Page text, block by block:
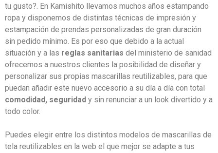
tu gusto?. En Kamishito llevamos muchos años estampando
ropa y disponemos de distintas técnicas de impresión y
estampación de prendas personalizadas de gran duración
sin pedido mínimo. Es por eso que debido a la actual
situación y a las reglas sanitarias del ministerio de sanidad
ofrecemos a nuestros clientes la posibilidad de diseñar y
personalizar sus propias mascarillas reutilizables, para que
puedan añadir este nuevo accesorio a su día a día con total
comodidad, seguridad y sin renunciar a un look divertido y a
todo color.
Puedes elegir entre los distintos modelos de mascarillas de
tela reutilizables en la web el que mejor se adapte a tus